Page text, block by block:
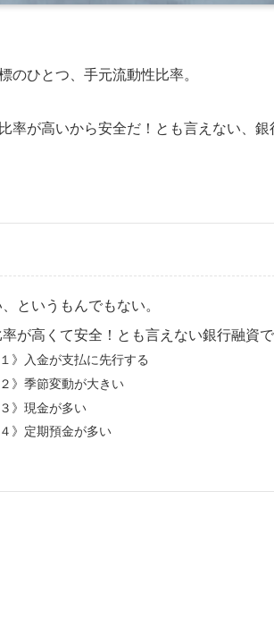
のひとつ、手元流動性比率。
率が高いから安全だ！とも言えない、
というもんでもない。
が高くて安全！とも言えない銀行融資
》入金が支払に先行する
》季節変動が大きい
》現金が多い
》定期預金が多い